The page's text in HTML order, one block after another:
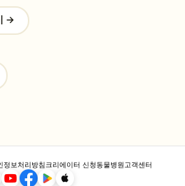
→
정보처리방침크리에이터 신청동물병원고객센터